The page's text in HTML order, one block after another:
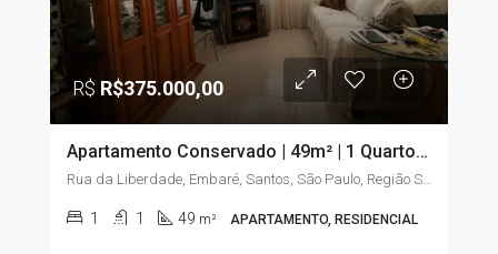
R$ R$375.000,00
Apartamento Conservado | 49m² | 1 Quarto com Sacada | Embaré – Santos/SP
1 1 49 m² APARTAMENTO, RESIDENCIAL